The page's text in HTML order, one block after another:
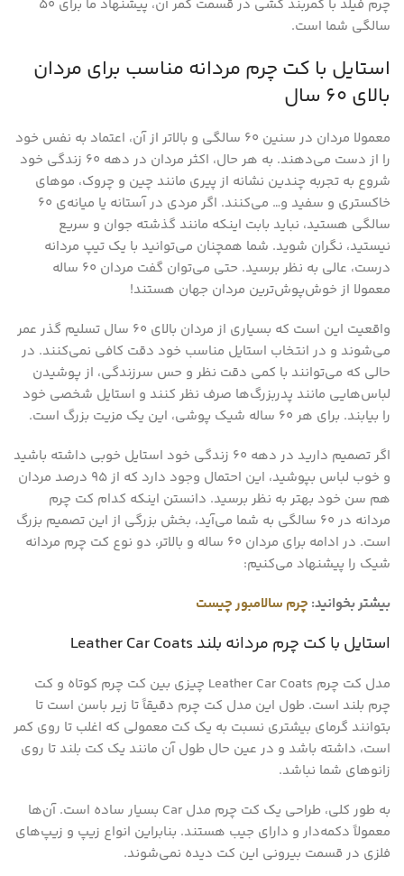
چرم فیلد با کمربند کشی در قسمت کمر آن، پیشنهاد ما برای 50
سالگی شما است.
استایل با کت چرم مردانه مناسب برای مردان
بالای 60 سال
معمولا مردان در سنین 60 سالگی و بالاتر از آن، اعتماد به نفس خود
را از دست می‌دهند. به هر حال، اکثر مردان در دهه 60 زندگی خود
شروع به تجربه چندین نشانه از پیری مانند چین و چروک، موهای
خاکستری و سفید و… می‌کنند. اگر مردی در آستانه یا میانه‌ی 60
سالگی هستید، نباید بابت اینکه مانند گذشته جوان و سریع
نیستید، نگران شوید. شما همچنان می‌توانید با یک تیپ مردانه
درست، عالی به نظر برسید. حتی می‌توان گفت مردان 60 ساله‌
معمولا از خوش‌پوش‌ترین مردان جهان هستند!
واقعیت این است که بسیاری از مردان بالای 60 سال تسلیم گذر عمر
می‌شوند و در انتخاب استایل مناسب خود دقت کافی نمی‌کنند. در
حالی که می‌توانند با کمی دقت نظر و حس سرزندگی، از پوشیدن
لباس‌هایی مانند پدربزرگ‌ها صرف نظر ‌کنند و استایل شخصی خود
را بیابند. برای هر 60 ساله شیک پوشی، این یک مزیت بزرگ است.
اگر تصمیم دارید در دهه 60 زندگی خود استایل خوبی داشته باشید
و خوب لباس بپوشید، این احتمال وجود دارد که از 95 درصد مردان
هم سن خود بهتر به نظر برسید. دانستن اینکه کدام کت چرم
مردانه در 60 سالگی به شما می‌آید، بخش بزرگی از این تصمیم بزرگ
است. در ادامه برای مردان 60 ساله و بالاتر، دو نوع کت چرم مردانه
شیک را پیشنهاد می‌کنیم:
بیشتر بخوانید: چرم سالامبور چیست
استایل با کت چرم مردانه بلند Leather Car Coats
مدل کت چرم Leather Car Coats چیزی بین کت چرم کوتاه و کت
چرم بلند است. طول این مدل کت چرم دقیقاً تا زیر باسن است تا
بتوانند گرمای بیشتری نسبت به یک کت معمولی که اغلب تا روی کمر
است، داشته باشد و در عین حال طول آن مانند یک کت بلند تا روی
زانوهای شما نباشد.
به طور کلی، طراحی یک کت چرم مدل Car بسیار ساده است. آن‌ها
معمولاً دکمه‌دار و دارای جیب هستند. بنابراین انواع زیپ و زیپ‌های
فلزی در قسمت بیرونی این کت دیده نمی‌شوند.